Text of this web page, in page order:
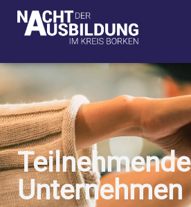
Teilnehmende
Unternehmen